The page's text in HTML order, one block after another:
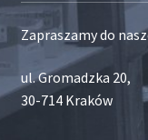
Zapraszamy do
ul. Gromadzka 20,
30-714 Kraków